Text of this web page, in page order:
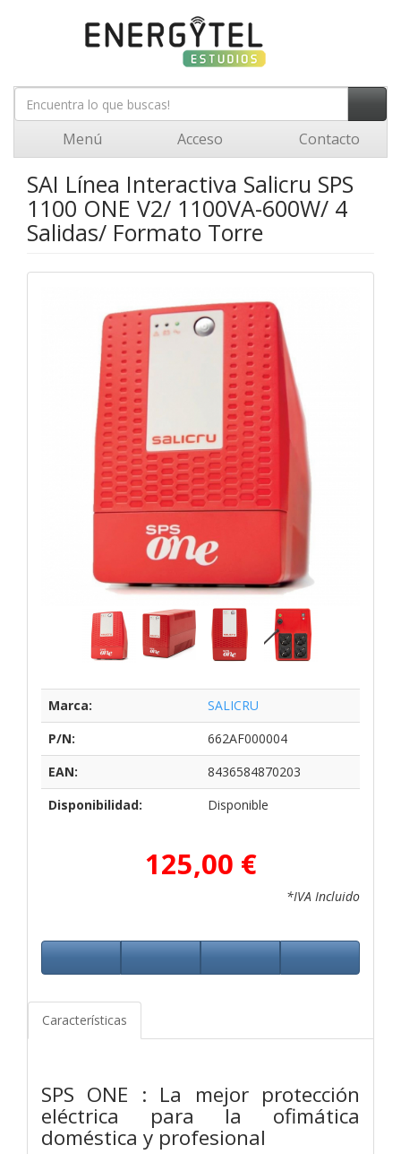
Menú Acceso Contacto
SAI Línea Interactiva Salicru SPS
1100 ONE V2/ 1100VA-600W/ 4
Salidas/ Formato Torre
Marca:
SALICRU
P/N:
662AF000004
EAN:
8436584870203
Disponibilidad:
Disponible
125,00 €
*IVA Incluido
Características
SPS ONE : La mejor protección
eléctrica para la ofimática
doméstica y profesional